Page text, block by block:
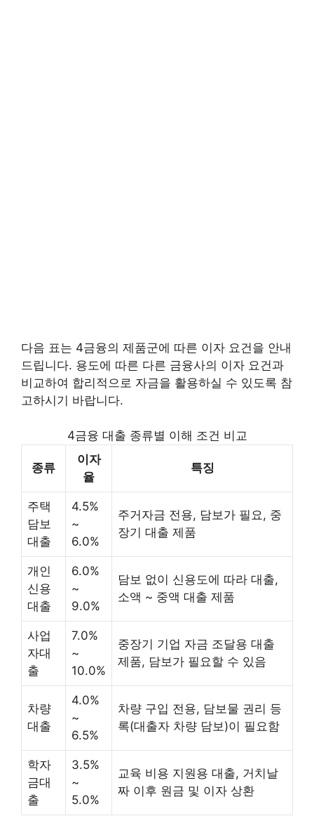
다음 표는 4금융의 제품군에 따른 이자 요건을 안내
드립니다. 용도에 따른 다른 금융사의 이자 요건과
비교하여 합리적으로 자금을 활용하실 수 있도록 참
고하시기 바랍니다.
4금융 대출 종류별 이해 조건 비교
종류
이자
율
특징
주택
담보
대출
4.5%
~
6.0%
주거자금 전용, 담보가 필요, 중
장기 대출 제품
개인
신용
대출
6.0%
~
9.0%
담보 없이 신용도에 따라 대출,
소액 ~ 중액 대출 제품
사업
자대
출
7.0%
~
10.0%
중장기 기업 자금 조달용 대출
제품, 담보가 필요할 수 있음
차량
대출
4.0%
~
6.5%
차량 구입 전용, 담보물 권리 등
록(대출자 차량 담보)이 필요함
학자
금대
출
3.5%
~
5.0%
교육 비용 지원용 대출, 거치날
짜 이후 원금 및 이자 상환